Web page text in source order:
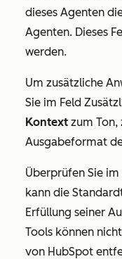
dieses Agenten
Agenten. Dieses
werden.
Um zusätzliche
Sie im Feld
Kontext zum
Ausgabeformat
Überprüfen Sie
kann die
Erfüllung seiner
Tools können
von HubSpot